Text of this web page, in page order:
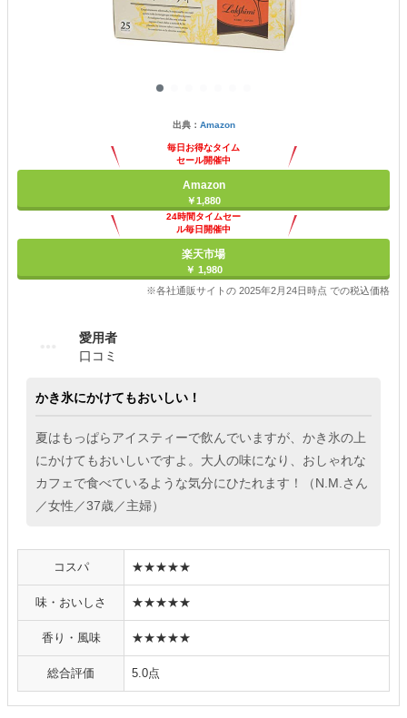
出典： Amazon
毎日お得なタイム
セール開催中
Amazon
￥1,880
24時間タイムセー
ル毎日開催中
楽天市場
￥ 1,980
※各社通販サイトの 2025年2月24日時点 での税込価格
愛用者
口コミ
かき氷にかけてもおいしい！
夏はもっぱらアイスティーで飲んでいますが、かき氷の上
にかけてもおいしいですよ。大人の味になり、おしゃれな
カフェで食べているような気分にひたれます！（N.M.さん
／女性／37歳／主婦）
コスパ ★★★★★
味・おいしさ ★★★★★
香り・風味 ★★★★★
総合評価 5.0点